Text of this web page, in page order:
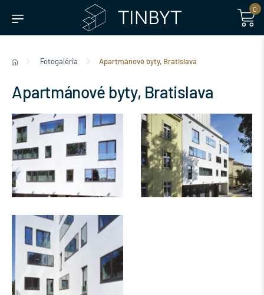
0
Fotogaléria Apartmánové byty, Bratislava
Apartmánové byty, Bratislava